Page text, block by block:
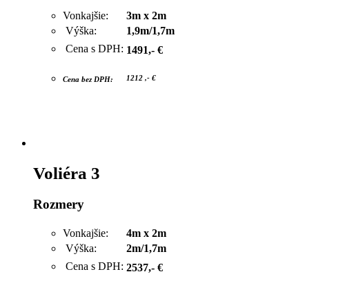
Vonkajšie:
3m x 2m
Výška:
1,9m/1,7m
Cena s DPH:
Cena bez DPH:
1491,- €
1212 ,- €
Voliéra 3
Rozmery
Vonkajšie:
4m x 2m
Výška:
2m/1,7m
Cena s DPH: 2537,- €